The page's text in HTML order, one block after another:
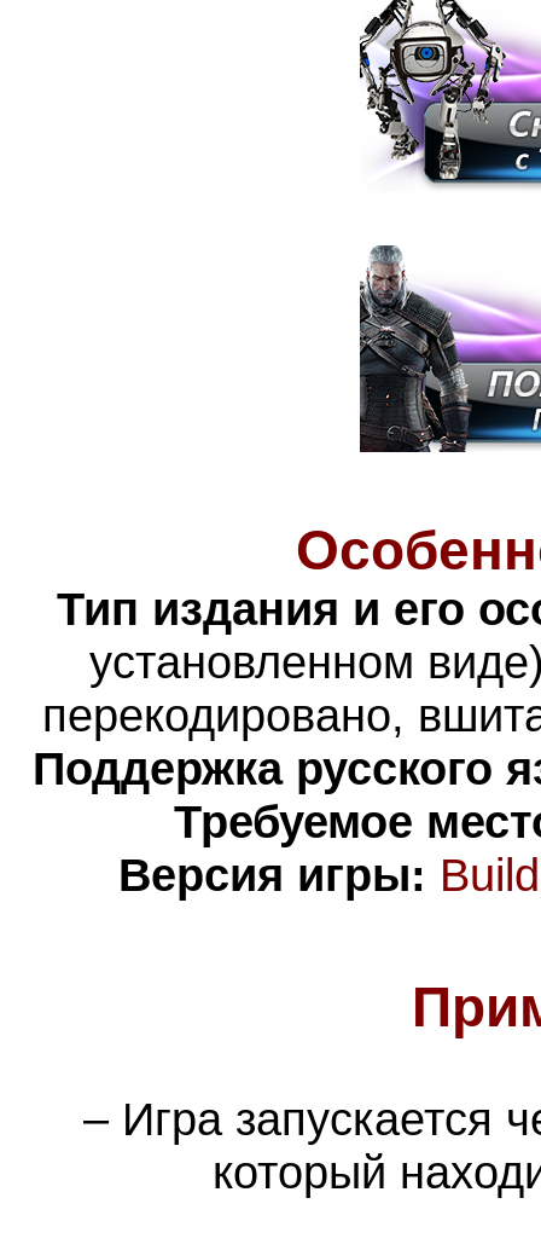
Тип издания и его
установленном
перекодировано,
Поддержка русского
Требуемое
Версия игры:
– Игра запускается
который